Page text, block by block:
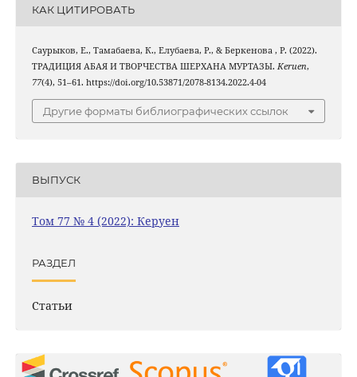
КАК ЦИТИРОВАТЬ
Саурыков, Е., Тамабаева, К., Елубаева, Р., & Беркенова , Р. (2022).
ТРАДИЦИЯ АБАЯ И ТВОРЧЕСТВА ШЕРХАНА МУРТАЗЫ. Keruen,
77(4), 51–61. https://doi.org/10.53871/2078-8134.2022.4-04
Другие форматы библиографических ссылок
ВЫПУСК
Том 77 № 4 (2022): Керуен
РАЗДЕЛ
Статьи